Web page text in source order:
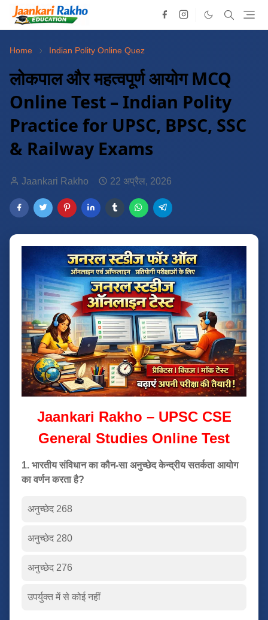
Home Indian Polity Online Quez
लोकपाल और महत्वपूर्ण आयोग MCQ
Online Test – Indian Polity
Practice for UPSC, BPSC, SSC
& Railway Exams
Jaankari Rakho 22 अप्रैल, 2026
Jaankari Rakho – UPSC CSE
General Studies Online Test
1. भारतीय संविधान का कौन-सा अनुच्छेद केन्द्रीय सतर्कता आयोग
का वर्णन करता है?
अनुच्छेद 268
अनुच्छेद 280
अनुच्छेद 276
उपर्युक्त में से कोई नहीं